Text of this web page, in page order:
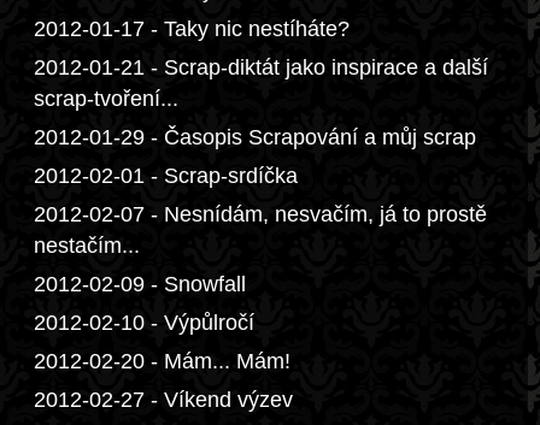
2012-01-17 - Taky nic nestíháte?
2012-01-21 - Scrap-diktát jako inspirace a další
scrap-tvoření...
2012-01-29 - Časopis Scrapování a můj scrap
2012-02-01 - Scrap-srdíčka
2012-02-07 - Nesnídám, nesvačím, já to prostě
nestačím...
2012-02-09 - Snowfall
2012-02-10 - Výpůlročí
2012-02-20 - Mám... Mám!
2012-02-27 - Víkend výzev